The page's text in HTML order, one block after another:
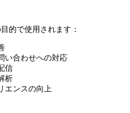
的で使用されます：
い合わせへの対応
信
析
エンスの向上